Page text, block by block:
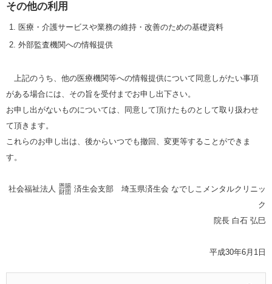
その他の利用
医療・介護サービスや業務の維持・改善のための基礎資料
外部監査機関への情報提供
上記のうち、他の医療機関等への情報提供について同意しがたい事項
がある場合には、その旨を受付までお申し出下さい。
お申し出がないものについては、同意して頂けたものとして取り扱わせ
て頂きます。
これらのお申し出は、後からいつでも撤回、変更等することができま
す。
社会福祉法人
恩賜
財団
済生会支部 埼玉県済生会 なでしこメンタルクリニッ
ク
院長 白石 弘巳
平成30年6月1日